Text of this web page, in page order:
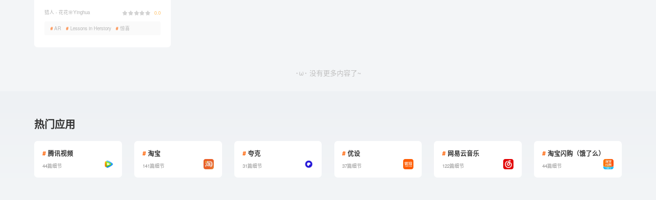
猎人 - 花花🌸Yinghua 0.0
# AR # Lessons in Herstory # 惊喜
･ω･ 没有更多内容了~
热门应用
#腾讯视频
44篇细节
#淘宝
141篇细节
#夸克
31篇细节
# 优设
37篇细节
# 网易云音乐
122篇细节
# 淘宝闪购（饿了么）
44篇细节